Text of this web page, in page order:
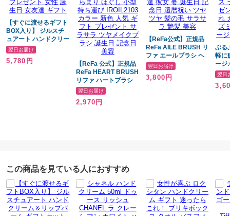
備考
合計金額が高額の場合は、不正注文防止のためお電話にてご本人確認を
させていただきます。
【すぐに渡せるギフト
BOX入り】 ジルスチ
ュアート ハンドクリー
ム＆リップバーム ギフ
トセット JILL
STUART ホワイトフ
翌日お届け
5,780円
【ReFa 公式】正規品
ReFa HEART BRUSH
リファ ハートブラシ
RS-AJ ブラシ くし リ
ファ プレゼント ギフ
ト ツヤ ヘアアレンジ
記念日 美容
翌日お届け
2,970円
【ReFa公式】正規品
ReFa AILE BRUSH リ
ファ エールブラシ ヘ
アブラシ くし ブラシ
防水 みがき ほぐし ヘ
アアレンジ ヘアケア
翌日お届け
3,800円
ぶる
軽に
ージ
ジャ
ぎ
ジグ
翌日
この商品を見ている人におすすめ